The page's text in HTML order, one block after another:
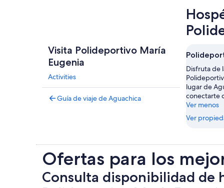
Visita Polideportivo María
Eugenia
Activities
Guía de viaje de Aguachica
Disfruta de
lugar de
conectarte
Ver menos
Ver
Ofertas para los
Consulta disponibilidad de